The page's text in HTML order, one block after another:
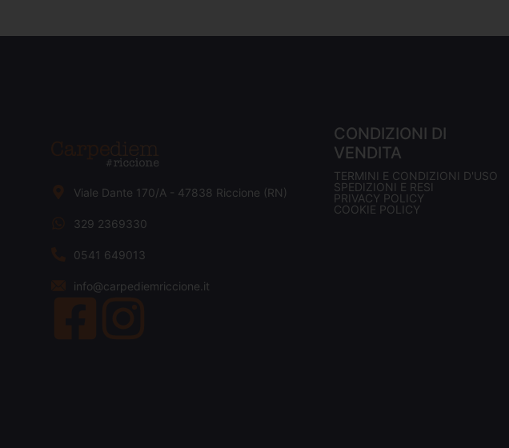
Viale Dante 170/A - 47838 Riccione (RN)
329 2369330
0541 649013
info@carpediemriccione.it
CONDIZIONI DI
VENDITA
TERMINI E CONDIZIONI D'USO
SPEDIZIONI E RESI
PRIVACY POLICY
COOKIE POLICY